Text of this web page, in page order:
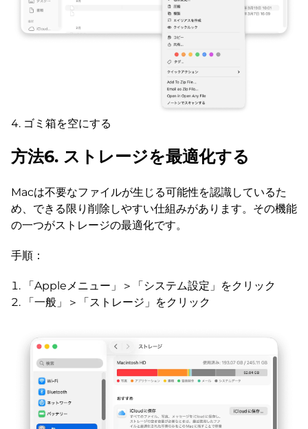
ゴミ箱を空にする
方法6. ストレージを最適化する
Macは不要なファイルが生じる可能性を認識しているた
め、できる限り削除しやすい仕組みがあります。その機能
の一つがストレージの最適化です。
手順：
「Appleメニュー」＞「システム設定」をクリック
「一般」＞「ストレージ」をクリック